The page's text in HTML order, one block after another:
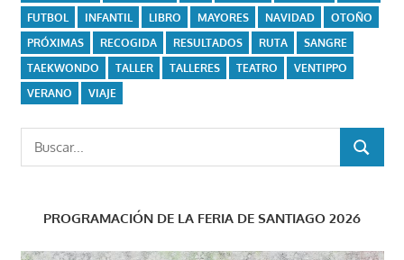
FUTBOL
INFANTIL LIBRO MAYORES NAVIDAD
OTOÑO
PRÓXIMAS
RECOGIDA RESULTADOS RUTA
SANGRE
TAEKWONDO
TALLER TALLERES TEATRO
VENTIPPO
VERANO
VIAJE
Buscar:
BUSCAR
PROGRAMACIÓN DE LA FERIA DE SANTIAGO 2026